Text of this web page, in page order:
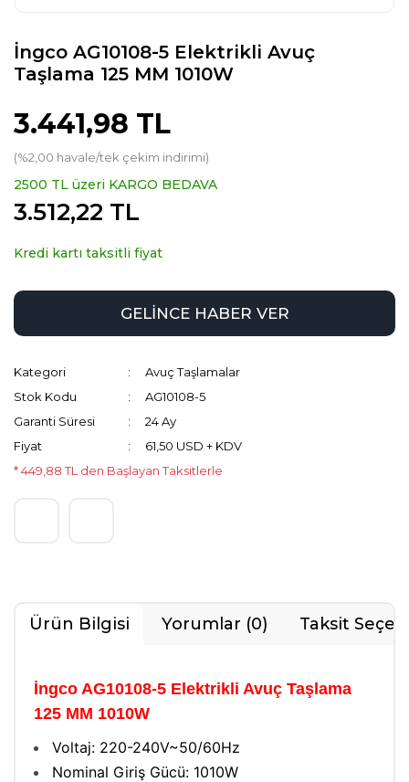
İngco AG10108-5 Elektrikli Avuç
Taşlama 125 MM 1010W
3.441,98 TL
(%2,00 havale/tek çekim indirimi)
2500 TL üzeri KARGO BEDAVA
3.512,22 TL
Kredi kartı taksitli fiyat
GELİNCE HABER VER
Kategori
Avuç Taşlamalar
Stok Kodu
AG10108-5
Garanti Süresi
24 Ay
Fiyat
61,50 USD + KDV
* 449,88 TL den Başlayan Taksitlerle
Ürün Bilgisi Yorumlar (0) Taksit
İngco AG10108-5 Elektrikli Avuç Taşlama
125 MM 1010W
Voltaj: 220-240V~50/60Hz
Nominal Giriş Gücü: 1010W